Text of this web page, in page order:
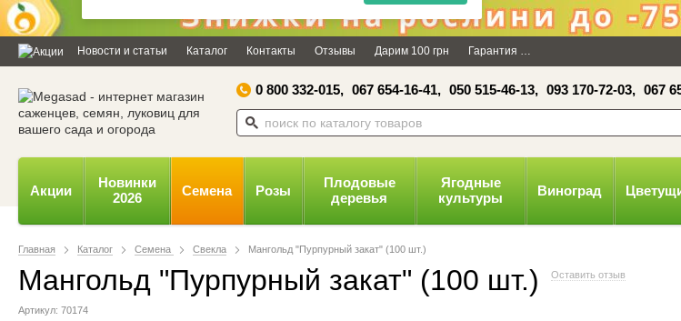
Дозвольте сайту megasad.net
відправляти вам сповіщення на
робочий стіл.
Powered by SendPulse Заборонити Дозволити
×
Новости и статьи Каталог Контакты Отзывы Дарим 100 грн Гарантия Оплата и
0 800 332-015, 067 654-16-41, 050 515-46-13, 093 170-72-03, 067
Акции
Новинки
2026
Семена Розы
Плодовые
деревья
Ягодные
культуры
Виноград
Главная Каталог Семена Свекла Мангольд "Пурпурный закат" (100 шт.)
Мангольд "Пурпурный закат" (100 шт.) Оставить отзыв
Артикул: 70174